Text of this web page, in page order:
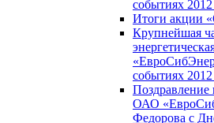
событиях 2012
Итоги акции
Крупнейшая
событиях 2012
Поздравление
ОАО
Федорова с